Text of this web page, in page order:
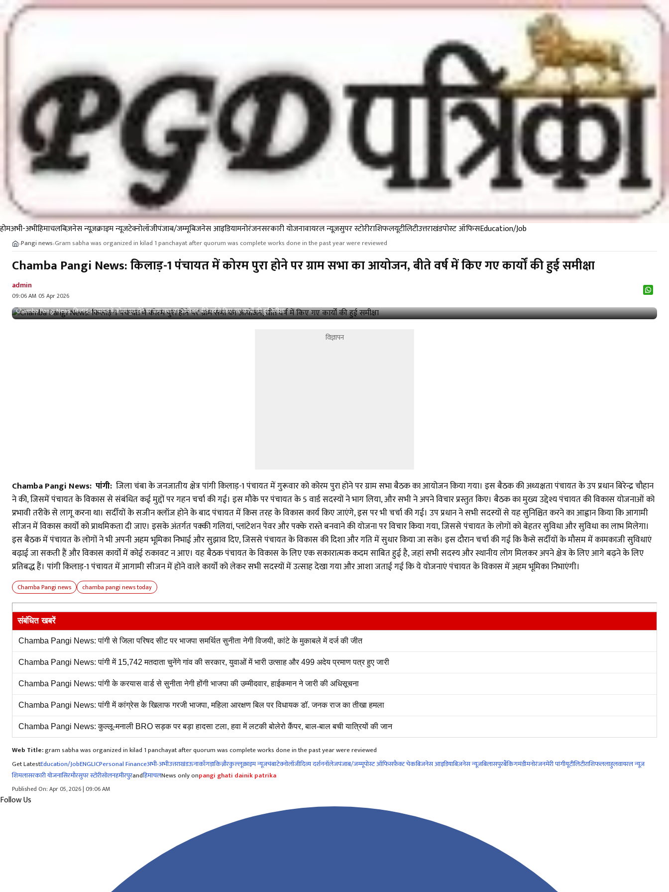
होमअभी-अभीहिमाचलबिज़नेस न्यूज़क्राइम न्यूजटेक्नोलॉजीपंजाब/जम्मूबिजनेस आइडियामनोरंजनसरकारी योजनावायरल न्यूज़सुपर स्टोरीराशिफलयूटीलिटीउत्तराखंडपोस्ट ऑफिसEducation/Job
›Pangi news›Gram sabha was organized in kilad 1 panchayat after quorum was complete works done in the past year were reviewed
Chamba Pangi News: किलाड़-1 पंचायत में कोरम पुरा होने पर ग्राम सभा का आयोजन, बीते वर्ष में किए गए कार्यों की हुई समीक्षा
admin
09:06 AM 05 Apr 2026
Chamba Pangi News: किलाड़-1 पंचायत में कोरम पुरा होने पर ग्राम सभा का आयोजन, बीते वर्ष में किए गए कार्यों की हुई समीक्षा
विज्ञापन
Chamba Pangi News: पांगी: जिला चंबा के जनजातीय क्षेत्र पांगी किलाड़-1 पंचायत में गुरूवार को कोरम पुरा होने पर ग्राम सभा बैठक का आयोजन किया गया। इस बैठक की अध्यक्षता पंचायत के उप प्रधान बिरेन्द्र चौहान
ने की, जिसमें पंचायत के विकास से संबंधित कई मुद्दों पर गहन चर्चा की गई। इस मौके पर पंचायत के 5 वार्ड सदस्यों ने भाग लिया, और सभी ने अपने विचार प्रस्तुत किए। बैठक का मुख्य उद्देश्य पंचायत की विकास योजनाओं को
प्रभावी तरीके से लागू करना था। सर्दीयों के सजीन क्लॉज होने के बाद पंचायत में किस तरह के विकास कार्य किए जाएंगे, इस पर भी चर्चा की गई। उप प्रधान ने सभी सदस्यों से यह सुनिश्चित करने का आह्वान किया कि आगामी
सीजन में विकास कार्यों को प्राथमिकता दी जाए। इसके अंतर्गत पक्की गलियां, प्लांटेशन पेवर और पक्के रास्ते बनवाने की योजना पर विचार किया गया, जिससे पंचायत के लोगों को बेहतर सुविधा और सुविधा का लाभ मिलेगा।
इस बैठक में पंचायत के लोगों ने भी अपनी अहम भूमिका निभाई और सुझाव दिए, जिससे पंचायत के विकास की दिशा और गति में सुधार किया जा सके। इस दौरान चर्चा की गई कि कैसे सर्दीयों के मौसम में कामकाजी सुविधाएं
बढ़ाई जा सकती हैं और विकास कार्यों में कोई रुकावट न आए। यह बैठक पंचायत के विकास के लिए एक सकारात्मक कदम साबित हुई है, जहां सभी सदस्य और स्थानीय लोग मिलकर अपने क्षेत्र के लिए आगे बढ़ने के लिए
प्रतिबद्ध हैं। पांगी किलाड़-1 पंचायत में आगामी सीजन में होने वाले कार्यों को लेकर सभी सदस्यों में उत्साह देखा गया और आशा जताई गई कि ये योजनाएं पंचायत के विकास में अहम भूमिका निभाएंगी।
Chamba Pangi news chamba pangi news today
संबंधित खबरें
Chamba Pangi News: पांगी से जिला परिषद सीट पर भाजपा समर्थित सुनीता नेगी विजयी, कांटे के मुकाबले में दर्ज की जीत
Chamba Pangi News: पांगी में 15,742 मतदाता चुनेंगे गांव की सरकार, युवाओं में भारी उत्साह और 499 अदेय प्रमाण पत्र हुए जारी
Chamba Pangi News: पांगी के करयास वार्ड से सुनीता नेगी होंगी भाजपा की उम्मीदवार, हाईकमान ने जारी की अधिसूचना
Chamba Pangi News: पांगी में कांग्रेस के खिलाफ गरजी भाजपा, महिला आरक्षण बिल पर विधायक डॉ. जनक राज का तीखा हमला
Chamba Pangi News: कुल्लू-मनाली BRO सड़क पर बड़ा हादसा टला, हवा में लटकी बोलेरो कैंपर, बाल-बाल बची यात्रियों की जान
Web Title:gram sabha was organized in kilad 1 panchayat after quorum was complete works done in the past year were reviewed
Get LatestEducation/JobENGLICPersonal Financeअभी-अभीउत्तराखंडऊनाकाँगड़ाकिन्नौरकुल्लूक्राइम न्यूजचंबाटेक्नोलॉजीदिव्य दर्शननॉलेजपंजाब/जम्मूपोस्ट ऑफिसफ़ैक्ट चेकबिजनेस आइडियाबिज़नेस न्यूज़बिलासपुरबैंकिंगमंडीमनोरंजनमेरी पांगीयूटीलिटीराशिफललाहुलवायरल न्यूज़
शिमलासरकारी योजनासिरमौरसुपर स्टोरीसोलनहमीरपुरandहिमाचलNews only onpangi ghati dainik patrika
Published On: Apr 05, 2026 | 09:06 AM
Follow Us